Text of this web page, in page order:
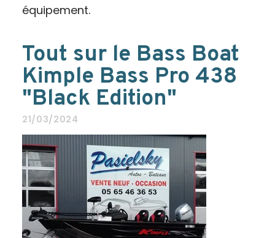
équipement.
Tout sur le Bass Boat
Kimple Bass Pro 438
"Black Edition"
21/03/2024